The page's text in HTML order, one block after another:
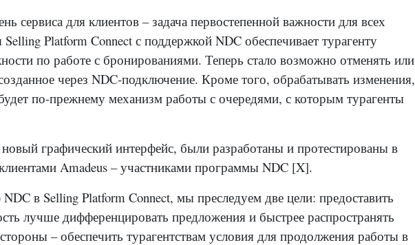
сервиса для клиентов – задача первостепенной важности для всех
Selling Platform Connect с поддержкой NDC обеспечивает турагенту
по работе с бронированиями. Теперь стало возможно отменять или
через NDC-подключение. Кроме того, обрабатывать изменения,
по-прежнему механизм работы с очередями, с которым турагенты
графический интерфейс, были разработаны и протестированы в
Amadeus – участниками программы NDC [X].
в Selling Platform Connect, мы преследуем две цели: предоставить
лучше дифференцировать предложения и быстрее распространять
– обеспечить турагентствам условия для продолжения работы в